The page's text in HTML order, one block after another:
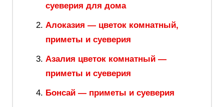
суеверия для дома
Алоказия — цветок комнатный,
приметы и суеверия
Азалия цветок комнатный —
приметы и суеверия
Бонсай — приметы и суеверия